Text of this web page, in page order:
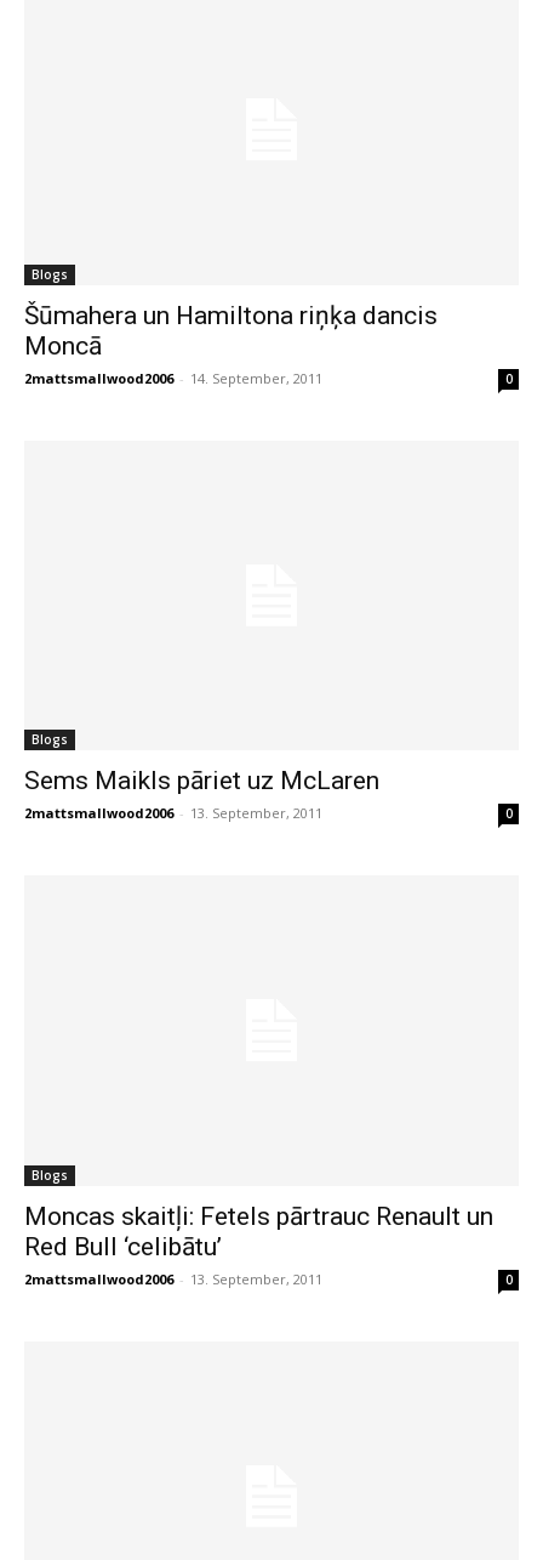
Blogs
Šūmahera un Hamiltona riņķa dancis
Moncā
2mattsmallwood2006 - 14. September, 2011 0
Blogs
Sems Maikls pāriet uz McLaren
2mattsmallwood2006 - 13. September, 2011 0
Blogs
Moncas skaitļi: Fetels pārtrauc Renault un
Red Bull ‘celibātu’
2mattsmallwood2006 - 13. September, 2011 0